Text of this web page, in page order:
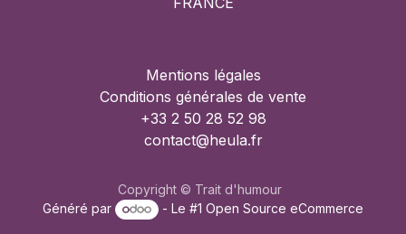
Mentions légales
Conditions générales de vente
+33 2 50 28 52 98
contact@heula.fr
Copyright © Trait d'humour
Généré par
- Le #1Open Source eCommerce